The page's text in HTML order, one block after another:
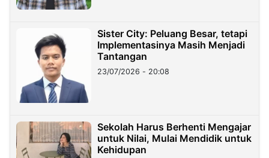
Sister City: Peluang Besar, tetapi
Implementasinya Masih Menjadi
Tantangan
23/07/2026 - 20:08
Sekolah Harus Berhenti Mengajar
untuk Nilai, Mulai Mendidik untuk
Kehidupan